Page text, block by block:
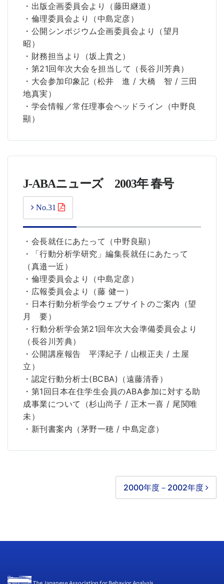
・出版企画委員会より（藤田継道）
・倫理委員会より（中島定彦）
・公開シンポジウム企画委員会より（望月
昭）
・財務担当より（坂上貴之）
・第21回年次大会を担当して（長谷川芳典）
・大会参加印象記（松井 進 / 大橋 智 / 三田
地真実）
・学会情報／常任理事会ヘッドライン（中野良
顯）
J-ABAニューズ 2003年 春号
No.31
・会長就任にあたって（中野良顯）
・「行動分析学研究」編集長就任にあたって
（真邉一近）
・倫理委員会より（中島定彦）
・広報委員会より（藤 健一）
・日本行動分析学会ウェブサイトのご案内（望
月 要）
・行動分析学会第21回年次大会準備委員会より
（長谷川芳典）
・公開講座報告 平澤紀子 / 山根正夫 / 土屋
立）
・認定行動分析士(BCBA)（遠藤清香）
・第1回日本在住学生会員のABA参加に対する助
成事業について（杉山尚子 / 正木一喜 / 尾関唯
未）
・新刊書案内（茅野一穂 / 中島定彦）
2000年度－2002年度